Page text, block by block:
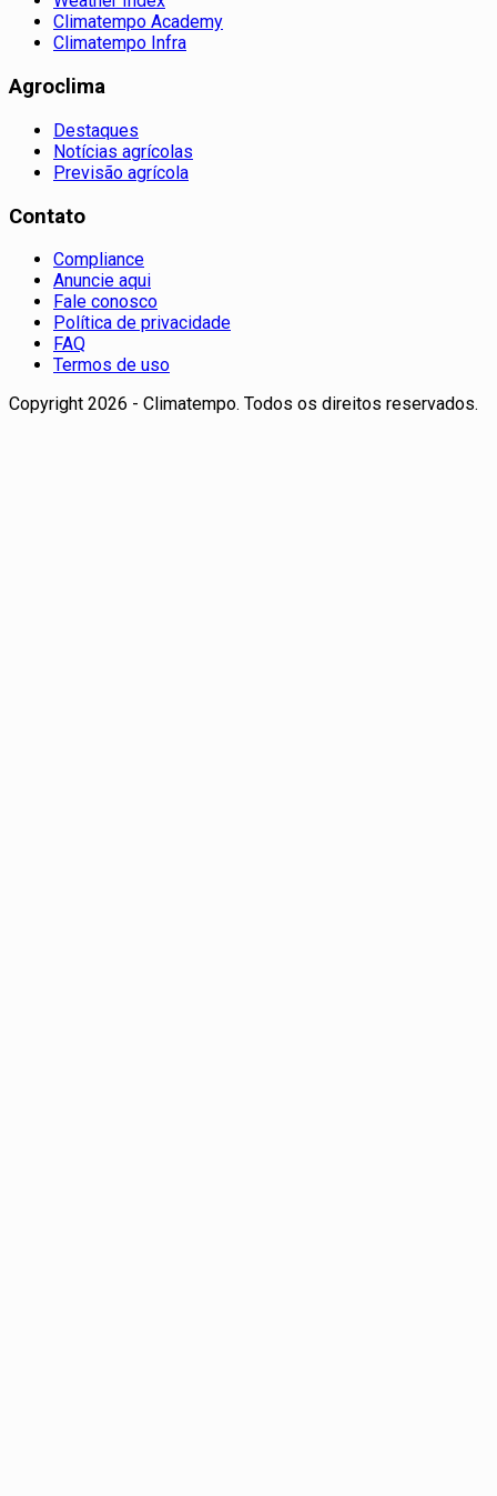
Climatempo Academy
Climatempo Infra
Agroclima
Destaques
Notícias agrícolas
Previsão agrícola
Contato
Compliance
Anuncie aqui
Fale conosco
Política de privacidade
FAQ
Termos de uso
Copyright 2026 - Climatempo. Todos os direitos reservados.